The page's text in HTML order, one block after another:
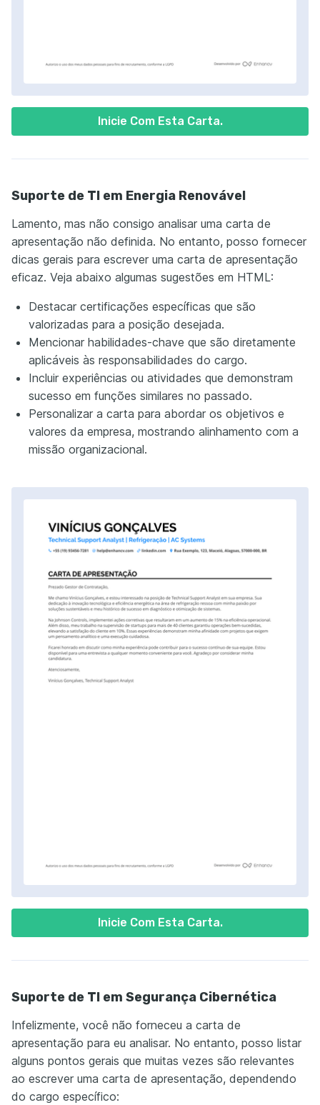
Inicie Com Esta Carta.
Inicie Com Esta Carta.
Suporte de TI em Energia Renovável
Lamento, mas não consigo analisar uma carta de
apresentação não definida. No entanto, posso fornecer
dicas gerais para escrever uma carta de apresentação
eficaz. Veja abaixo algumas sugestões em HTML:
Destacar certificações específicas que são
valorizadas para a posição desejada.
Mencionar habilidades-chave que são diretamente
aplicáveis às responsabilidades do cargo.
Incluir experiências ou atividades que demonstram
sucesso em funções similares no passado.
Personalizar a carta para abordar os objetivos e
valores da empresa, mostrando alinhamento com a
missão organizacional.
Suporte de TI em Segurança Cibernética
Infelizmente, você não forneceu a carta de
apresentação para eu analisar. No entanto, posso listar
alguns pontos gerais que muitas vezes são relevantes
ao escrever uma carta de apresentação, dependendo
do cargo específico: